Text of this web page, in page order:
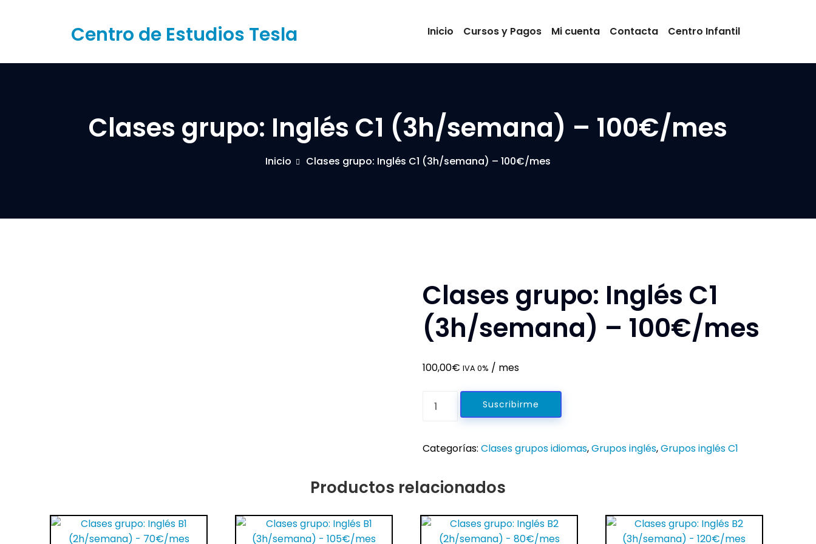
Centro de Estudios Tesla Inicio Cursos y Pagos Mi cuenta Contacta Centro Infantil
Clases grupo: Inglés C1 (3h/semana) – 100€/mes
Inicio Clases grupo: Inglés C1 (3h/semana) – 100€/mes
Clases grupo: Inglés C1
(3h/semana) – 100€/mes
100,00€ IVA 0% / mes
grupo:
C1
(3h/semana)
100€/mes
Suscribirme
Categorías: Clases grupos idiomas,Grupos inglés,Grupos inglés C1
Productos relacionados